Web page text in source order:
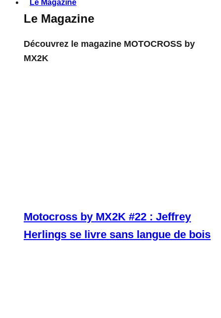
Le Magazine
Le Magazine
Découvrez le magazine MOTOCROSS by
MX2K
Motocross by MX2K #22 : Jeffrey
Herlings se livre sans langue de bois